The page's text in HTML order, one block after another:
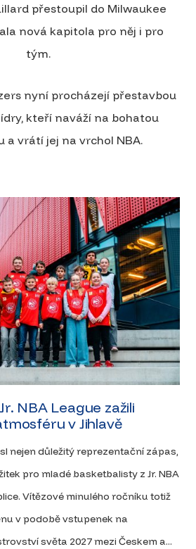
přestoupil do Milwaukee
nová kapitola pro něj i pro
tým.
nyní procházejí přestavbou
kteří naváží na bohatou
a vrátí jej na vrchol NBA.
NBA League zažili
v Jihlavě
nejen důležitý reprezentační zápas,
pro mladé basketbalisty z Jr. NBA
Vítězové minulého ročníku totiž
v podobě vstupenek na
světa 2027 mezi Českem a...